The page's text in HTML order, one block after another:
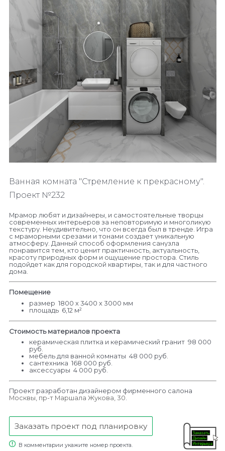
Ванная комната "Стремление к прекрасному".
Проект №232
Мрамор любят и дизайнеры, и самостоятельные творцы
современных интерьеров за неповторимую и многоликую
текстуру. Неудивительно, что он всегда был в тренде. Игра
с мраморными срезами и тонами создает уникальную
атмосферу. Данный способ оформления санузла
понравится тем, кто ценит практичность, актуальность,
красоту природных форм и ощущение простора. Стиль
подойдет как для городской квартиры, так и для частного
дома.
Помещение
размер 1800 х 3400 х 3000 мм
площадь 6,12 м²
Стоимость материалов проекта
керамическая плитка и керамический гранит 98 000
руб.
мебель для ванной комнаты 48 000 руб.
сантехника 168 000 руб.
аксессуары 4 000 руб.
Проект разработан дизайнером фирменного салона
Москвы, пр-т Маршала Жукова, 30.
Заказать проект под планировку
В комментарии укажите номер проекта.